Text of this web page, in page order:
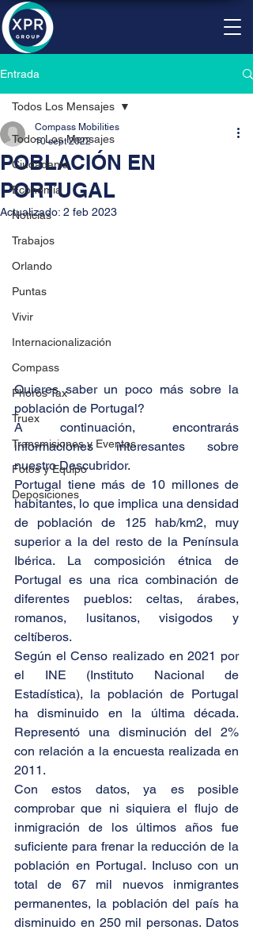
Entrada
Todos Los Mensajes
Ciudadanía
Economía
Noticias
Trabajos
Orlando
Puntas
Vivir
Internacionalización
Compass
Phoros Tax
Truex
Transmisiones y Eventos
Fotos y Equipo
Deposiciones
Todos Los Mensajes
POBLACIÓN EN
PORTUGAL
Compass Mobilities
10 sept 2022
Actualizado: 2 feb 2023
Quieres saber un poco más sobre la
población de Portugal?
A continuación, encontrarás
informaciones interesantes sobre
nuestro Descubridor.
Portugal tiene más de 10 millones de
habitantes, lo que implica una densidad
de población de 125 hab/km2, muy
superior a la del resto de la Península
Ibérica. La composición étnica de
Portugal es una rica combinación de
diferentes pueblos: celtas, árabes,
romanos, lusitanos, visigodos y
celtíberos.
Según el Censo realizado en 2021 por
el INE (Instituto Nacional de
Estadística), la población de Portugal
ha disminuido en la última década.
Representó una disminución del 2%
con relación a la encuesta realizada en
2011.
Con estos datos, ya es posible
comprobar que ni siquiera el flujo de
inmigración de los últimos años fue
suficiente para frenar la reducción de la
población en Portugal. Incluso con un
total de 67 mil nuevos inmigrantes
permanentes, la población del país ha
disminuido en 250 mil personas. Datos